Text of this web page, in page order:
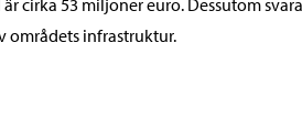
cirka 53 miljoner euro. Dessutom
områdets infrastruktur.